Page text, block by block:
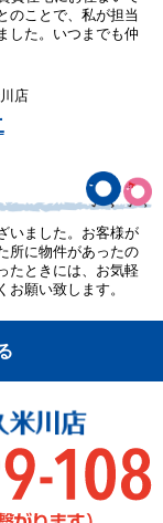
のことで、私が担当
した。いつまでも仲
店
いました。お客様が
所に物件があったの
たときには、お気軽
願い致します。